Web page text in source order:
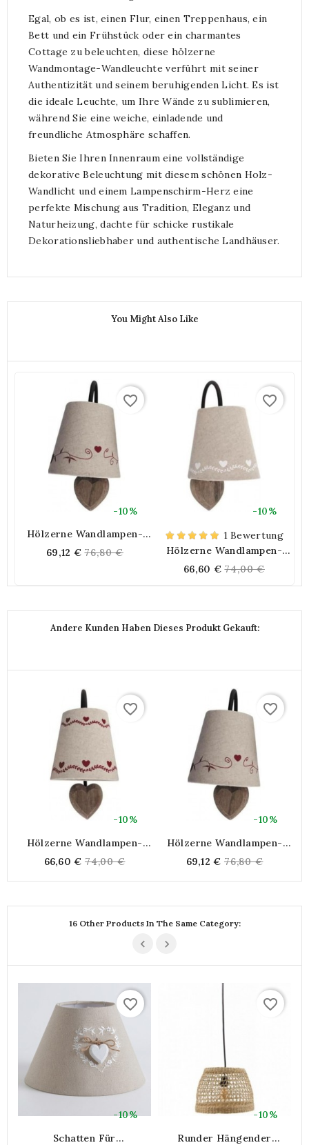
Egal, ob es ist, einen Flur, einen Treppenhaus, ein
Bett und ein Frühstück oder ein charmantes
Cottage zu beleuchten, diese hölzerne
Wandmontage-Wandleuchte verführt mit seiner
Authentizität und seinem beruhigenden Licht. Es ist
die ideale Leuchte, um Ihre Wände zu sublimieren,
während Sie eine weiche, einladende und
freundliche Atmosphäre schaffen.
Bieten Sie Ihren Innenraum eine vollständige
dekorative Beleuchtung mit diesem schönen Holz-
Wandlicht und einem Lampenschirm-Herz eine
perfekte Mischung aus Tradition, Eleganz und
Naturheizung, dachte für schicke rustikale
Dekorationsliebhaber und authentische Landhäuser.
You Might Also Like
-10%
favorite_border
Hölzerne Wandlampen-
69,12 € Regular
76,80 €
-10%
favorite_border
1 Bewertung
Hölzerne Wandlampen-
66,60 € Regular
price
74,00 €
Andere Kunden Haben Dieses Produkt Gekauft:
-10%
favorite_border
Hölzerne Wandlampen-
66,60 € Regular
price
74,00 €
-10%
favorite_border
Hölzerne Wandlampen-
69,12 € Regular
price
76,80 €
16 Other Products In The Same Category:
-10%
favorite_border
Schatten Für
-10%
favorite_border
Runder Hängender